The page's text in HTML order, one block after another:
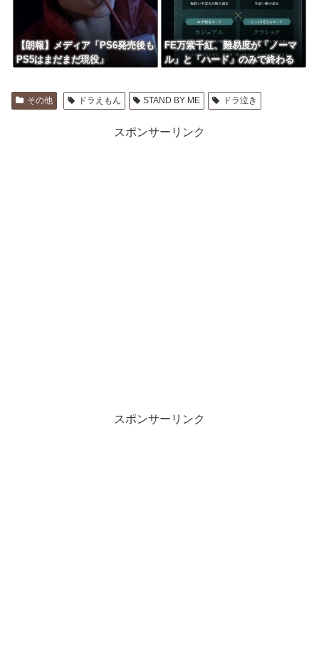
【朗報】メディア「PS6発売後も
PS5はまだまだ現役」
FE万紫千紅、難易度が「ノーマ
ル」と「ハード」のみで終わる
その他 ドラえもん STAND BY ME ドラ泣き
スポンサーリンク
スポンサーリンク